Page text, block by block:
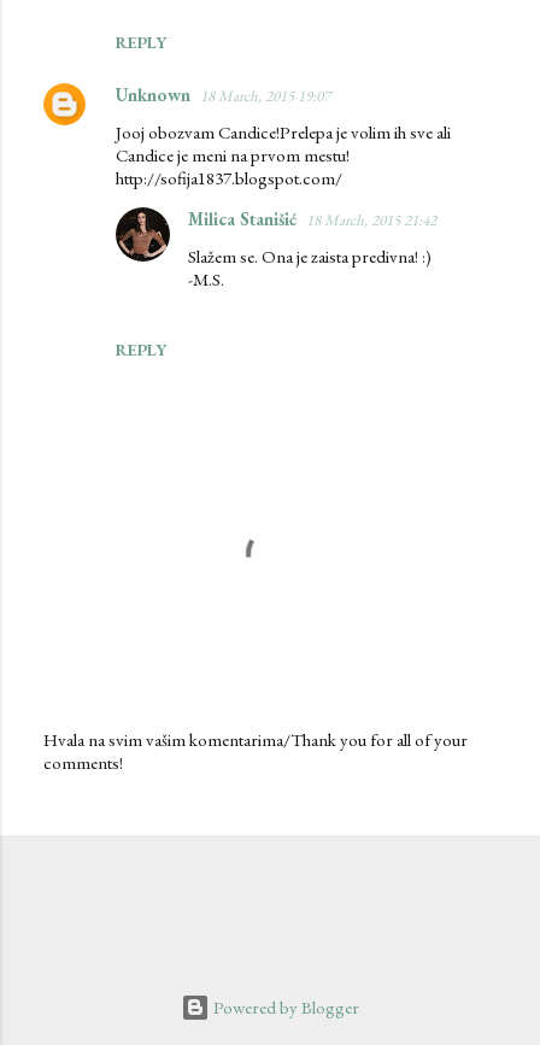
REPLY
Unknown 18 March, 2015 19:07
Jooj obozvam Candice!Prelepa je volim ih sve ali
Candice je meni na prvom mestu!
http://sofija1837.blogspot.com/
REPLY
Milica Stanišić 18 March, 2015 21:42
Slažem se. Ona je zaista predivna! :)
-M.S.
P
Hvala na svim vašim komentarima/Thank you for all of your
comments!
Powered by Blogger